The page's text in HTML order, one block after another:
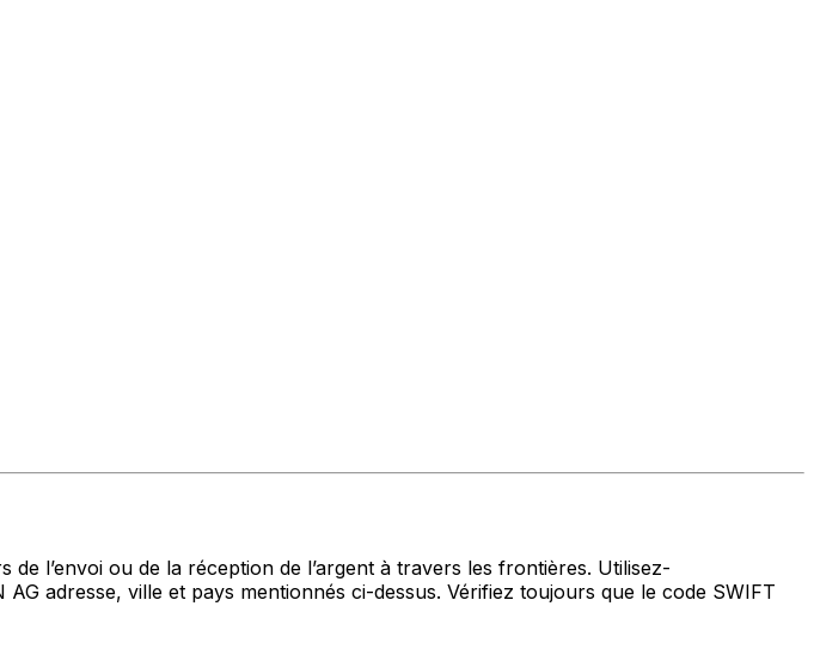
l’envoi ou de la réception de l’argent à travers les frontières. Utilisez-
adresse, ville et pays mentionnés ci-dessus. Vérifiez toujours que le code SWIFT